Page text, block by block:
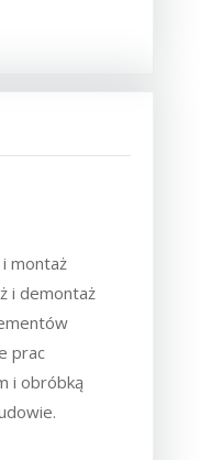
montaż
i demontaż
prac
i obróbką